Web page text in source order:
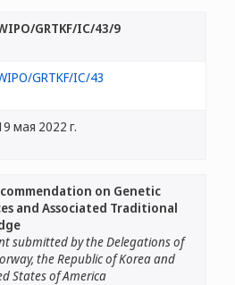
GRTKF/IC/43/9
GRTKF/IC/43
мая 2022 г.
on Genetic
and Associated Traditional
submitted by the Delegations of
the Republic of Korea and
States of America